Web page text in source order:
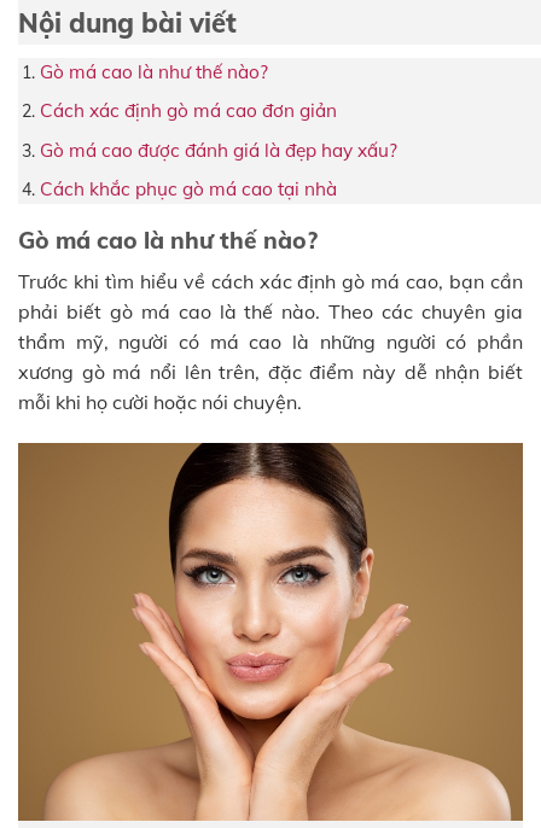
Nội dung bài viết
Gò má cao là như thế nào?
Cách xác định gò má cao đơn giản
Gò má cao được đánh giá là đẹp hay xấu?
Cách khắc phục gò má cao tại nhà
Gò má cao là như thế nào?
Trước khi tìm hiểu về cách xác định gò má cao, bạn cần
phải biết gò má cao là thế nào. Theo các chuyên gia
thẩm mỹ, người có má cao là những người có phần
xương gò má nổi lên trên, đặc điểm này dễ nhận biết
mỗi khi họ cười hoặc nói chuyện.